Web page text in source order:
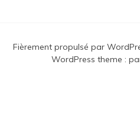
Fièrement propulsé par
WordPress theme :